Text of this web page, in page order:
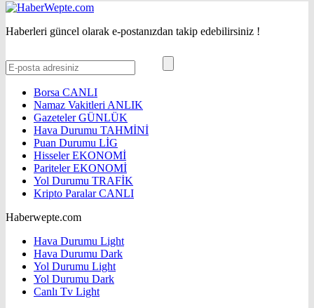
Haberleri güncel olarak e-postanızdan takip edebilirsiniz !
Borsa CANLI
Namaz Vakitleri ANLIK
GazetelerGÜNLÜK
Hava Durumu TAHMİNİ
Puan Durumu LİG
HisselerEKONOMİ
ParitelerEKONOMİ
Yol Durumu TRAFİK
Kripto ParalarCANLI
Haberwepte.com
Hava Durumu Light
Hava Durumu Dark
Yol Durumu Light
Yol Durumu Dark
Canlı Tv Light